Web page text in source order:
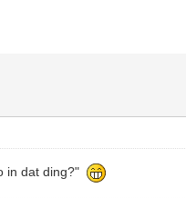
in dat ding?"